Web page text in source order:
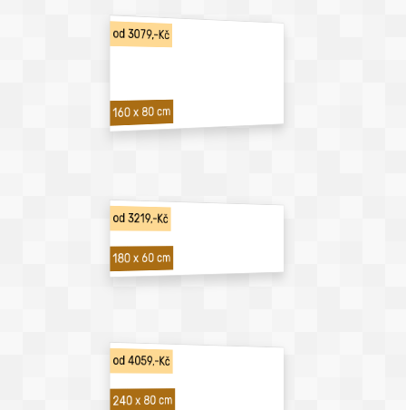
od 3079,-Kč
160 x 80 cm
od 3219,-Kč
180 x 60 cm
od 4059,-Kč
240 x 80 cm